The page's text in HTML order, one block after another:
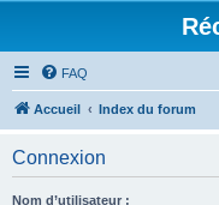
FAQ
Accueil Index du forum
Connexion
Nom d’utilisateur :